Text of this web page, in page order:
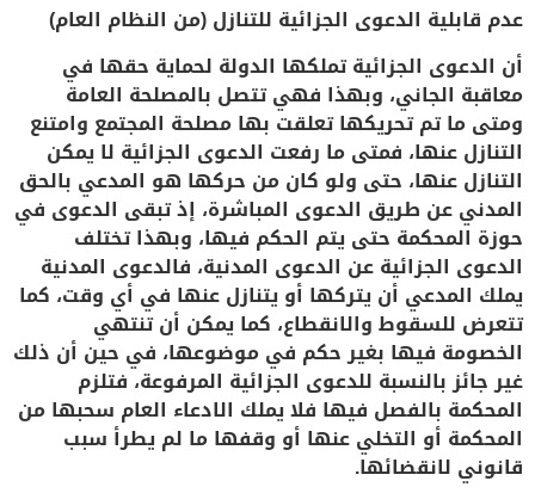
عدم قابلية الدعوى الجزائية للتنازل (من النظام العام)
أن الدعوى الجزائية تملكها الدولة لحماية حقها في
معاقبة الجاني، وبهذا فهي تتصل بالمصلحة العامة
ومتى ما تم تحريكها تعلقت بها مصلحة المجتمع وامتنع
التنازل عنها، فمتى ما رفعت الدعوى الجزائية لا يمكن
التنازل عنها، حتى ولو كان من حركها هو المدعي بالحق
المدني عن طريق الدعوى المباشرة، إذ تبقى الدعوى في
حوزة المحكمة حتى يتم الحكم فيها، وبهذا تختلف
الدعوى الجزائية عن الدعوى المدنية، فالدعوى المدنية
يملك المدعي أن يتركها أو يتنازل عنها في أي وقت، كما
تتعرض للسقوط والانقطاع، كما يمكن أن تنتهي
الخصومة فيها بغير حكم في موضوعها، في حين أن ذلك
غير جائز بالنسبة للدعوى الجزائية المرفوعة، فتلزم
المحكمة بالفصل فيها فلا يملك الادعاء العام سحبها من
المحكمة أو التخلي عنها أو وقفها ما لم يطرأ سبب
قانوني لانقضائها.